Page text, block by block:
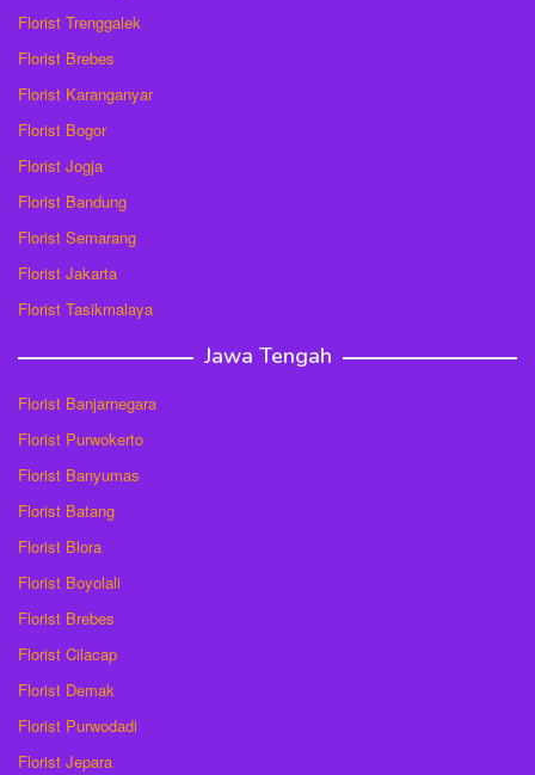
Florist Trenggalek
Florist Brebes
Florist Karanganyar
Florist Bogor
Florist Jogja
Florist Bandung
Florist Semarang
Florist Jakarta
Florist Tasikmalaya
Jawa Tengah
Florist Banjarnegara
Florist Purwokerto
Florist Banyumas
Florist Batang
Florist Blora
Florist Boyolali
Florist Brebes
Florist Cilacap
Florist Demak
Florist Purwodadi
Florist Jepara